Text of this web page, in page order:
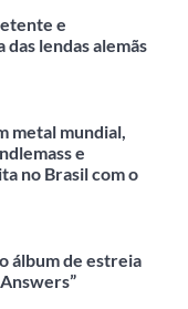
e
lendas alemãs
metal mundial,
e
no Brasil com o
álbum de estreia